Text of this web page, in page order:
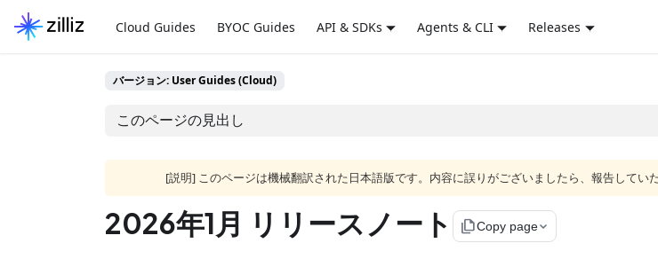
Cloud Guides BYOC Guides API & SDKs Agents & CLI Releases
バージョン: User Guides (Cloud)
このページの見出し
[説明] このページは機械翻訳された日本語版です。内容に誤りがございましたら、報告してい
2026年1月 リリースノート file_copyCopy page